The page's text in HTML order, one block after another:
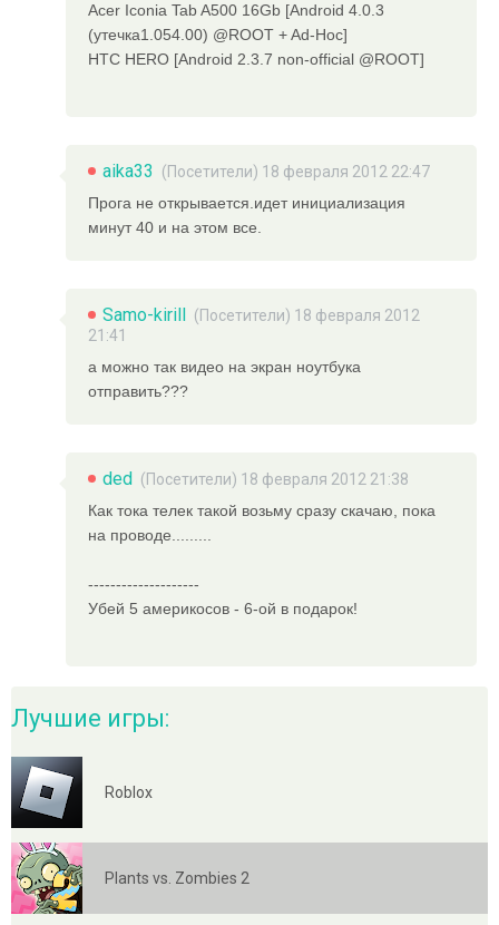
Acer Iconia Tab A500 16Gb [Android 4.0.3
(утечка1.054.00) @ROOT + Ad-Hoc]
HTC HERO [Android 2.3.7 non-official @ROOT]
aika33
(Посетители) 18 февраля 2012 22:47
Прога не открывается.идет инициализация
минут 40 и на этом все.
Samo-kirill
(Посетители) 18 февраля 2012
21:41
а можно так видео на экран ноутбука
отправить???
ded
(Посетители) 18 февраля 2012 21:38
Как тока телек такой возьму сразу скачаю, пока
на проводе.........
--------------------
Убей 5 америкосов - 6-ой в подарок!
Лучшие игры:
Roblox
Plants vs. Zombies 2